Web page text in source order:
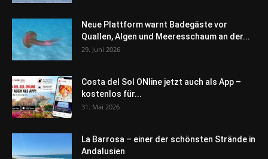
Neue Plattform warnt Badegäste vor
Quallen, Algen und Meeresschaum an der...
29. Juni 2026
Costa del Sol ONline jetzt auch als App –
kostenlos für...
31. Mai 2026
La Barrosa – einer der schönsten Strände in
Andalusien